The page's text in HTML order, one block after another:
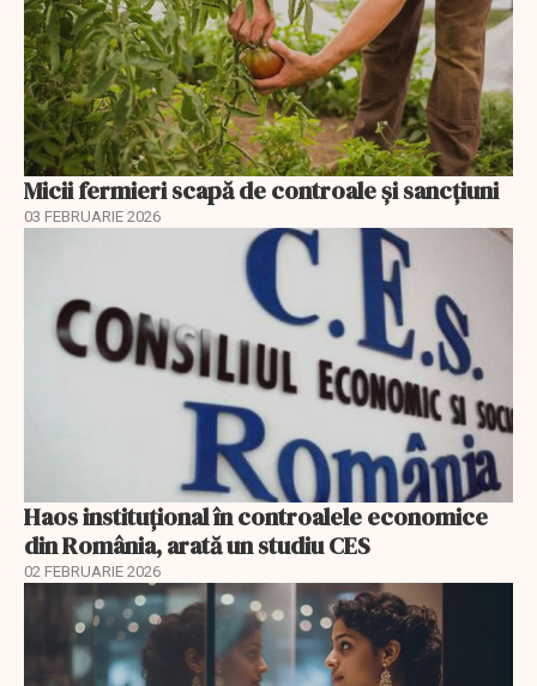
Micii fermieri scapă de controale și sancțiuni
03 FEBRUARIE 2026
Haos instituțional în controalele economice
din România, arată un studiu CES
02 FEBRUARIE 2026